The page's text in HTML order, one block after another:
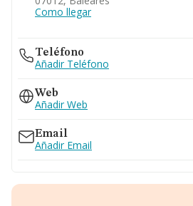
Como llegar
Teléfono
Añadir Teléfono
Web
Añadir Web
Email
Añadir Email